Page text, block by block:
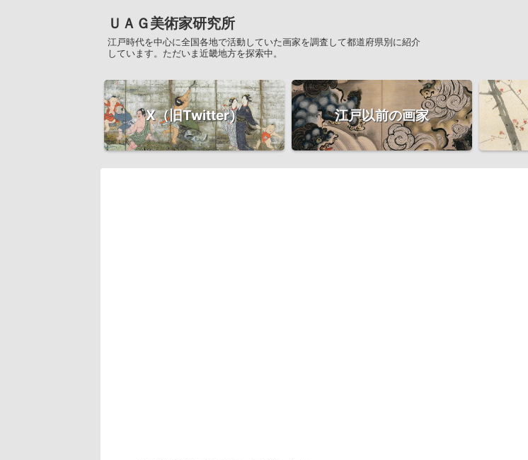
ＵＡＧ美術家研究所
江戸時代を中心に全国各地で活動していた画家を調査して都道府県別に紹介
しています。ただいま近畿地方を探索中。
X（旧Twitter） 江戸以前の画家